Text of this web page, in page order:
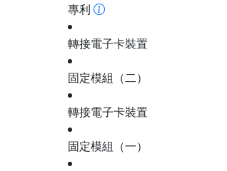
專利
轉接電子卡裝置
固定模組（二）
轉接電子卡裝置
固定模組（一）